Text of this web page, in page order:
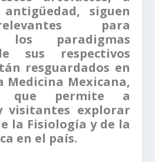
siguen
para
los paradigmas
sus respectivos
resguardados en
Medicina Mexicana,
que permite a
visitantes explorar
la Fisiología y de la
en el país.